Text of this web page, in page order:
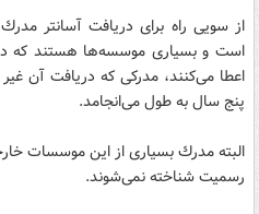
از سویی راه برای دریافت آسانتر
است و بسیاری موسسه‌ها هستند كه
اعطا می‌كنند، مدركی كه دریافت آن
پنج سال به طول می‌انجامد.
البته مدرك بسیاری از این موسسات
رسمیت شناخته نمی‌شوند.